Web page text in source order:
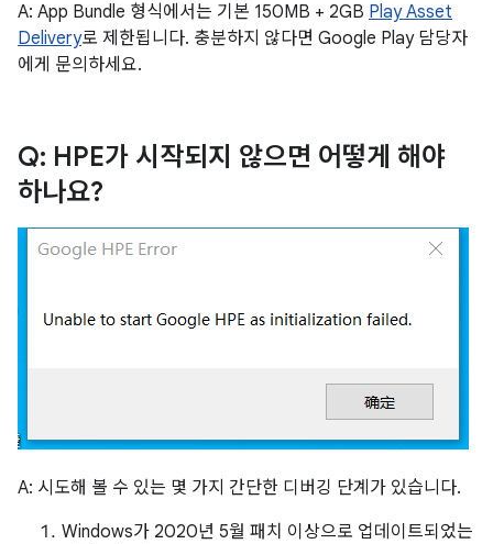
A: App Bundle 형식에서는 기본 150MB + 2GB Play Asset
Delivery로 제한됩니다. 충분하지 않다면 Google Play 담당자
에게 문의하세요.
Q: HPE가 시작되지 않으면 어떻게 해야
하나요?
A: 시도해 볼 수 있는 몇 가지 간단한 디버깅 단계가 있습니다.
Windows가 2020년 5월 패치 이상으로 업데이트되었는